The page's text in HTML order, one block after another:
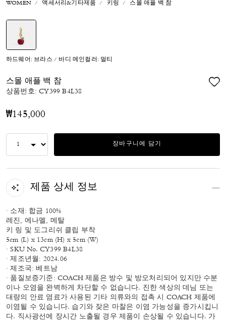
WOMEN 액세서리&기타제품 키링 스몰 애플 백 참
하드웨어: 브라스 / 바디 메인컬러: 멀티
스몰 애플 백 참
상품번호:CY399 B4L38
₩145,000
장바구니에 담기
제품 상세 정보
· 소재: 합금 100%
레진, 에나멜, 메탈
키 링 및 도그리쉬 클립 부착
5cm (L) x 13cm (H) x 5cm (W)
· SKU No. CY399 B4L38
· 제조년월: 2024.06
· 제조국: 베트남
· 품질보증기준: COACH 제품은 방수 및 방오처리되어 있지만 수분
이나 오염을 완벽하게 차단할 수 없습니다. 진한 색상의 데님 또는
대량의 안료 염료가 사용된 기타 의류와의 접촉 시 COACH 제품에
이염될 수 있습니다. 습기와 잦은 마찰은 이염 가능성을 증가시킵니
다. 직사광선에 장시간 노출될 경우 제품이 손상될 수 있습니다. 가